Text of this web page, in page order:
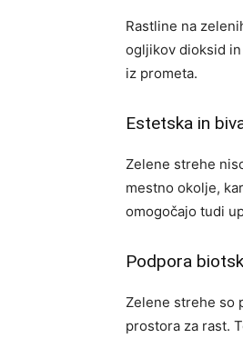
Rastline na
ogljikov dioksid
iz prometa.
Estetska in
Zelene strehe
mestno okolje,
omogočajo tudi
Podpora
Zelene strehe so
prostora za rast.